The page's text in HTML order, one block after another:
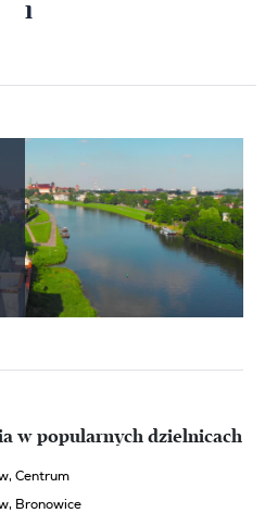
1
w popularnych dzielnicach
Centrum
Bronowice